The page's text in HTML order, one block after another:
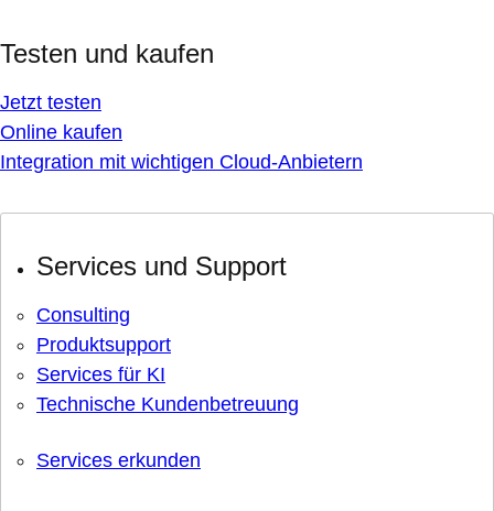
Testen und kaufen
Jetzt testen
Online kaufen
Integration mit wichtigen Cloud-Anbietern
Services und Support
Consulting
Produktsupport
Services für KI
Technische Kundenbetreuung
Services erkunden